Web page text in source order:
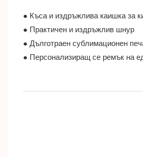
● Къса и издръжлива каишка за
● Практичен и издръжлив шнур
● Дълготраен сублимационен
● Персонализиращ се ремък на